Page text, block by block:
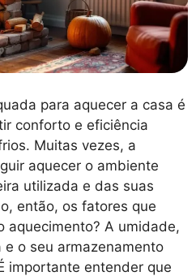
para aquecer a casa é
conforto e eficiência
Muitas vezes, a
aquecer o ambiente
utilizada e das suas
então, os fatores que
aquecimento? A umidade,
o seu armazenamento
importante entender que